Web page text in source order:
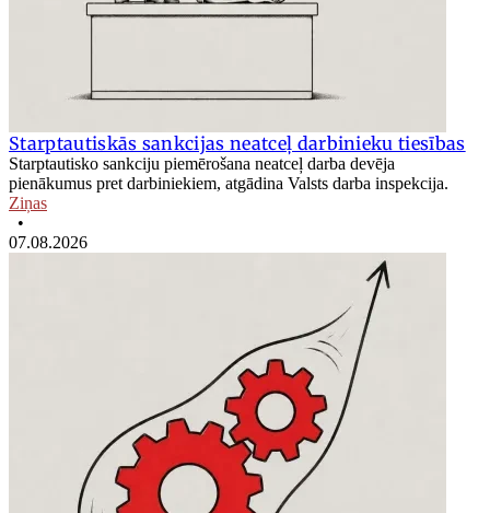
Starptautiskās sankcijas neatceļ darbinieku tiesības
Starptautisko sankciju piemērošana neatceļ darba devēja
pienākumus pret darbiniekiem, atgādina Valsts darba inspekcija.
Ziņas
•
07.08.2026